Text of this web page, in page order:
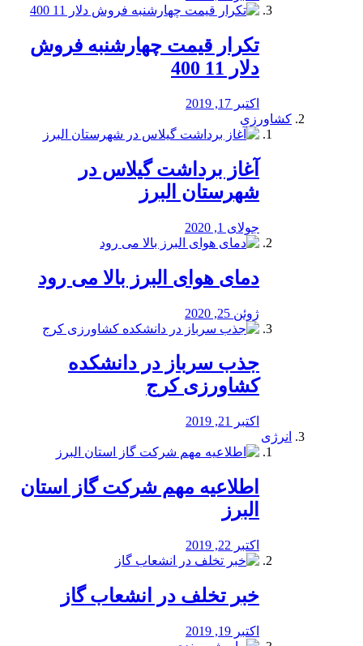
تکرار قیمت چهارشنبه فروش
دلار 11 400
اکتبر 17, 2019
کشاورزی
آغاز برداشت گیلاس در
شهرستان البرز
جولای 1, 2020
دمای هوای البرز بالا می رود
ژوئن 25, 2020
جذب سرباز در دانشکده
کشاورزی کرج
اکتبر 21, 2019
انرژی
️اطلاعیه مهم شرکت گاز استان
البرز
اکتبر 22, 2019
خبر تخلف در انشعاب گاز
اکتبر 19, 2019